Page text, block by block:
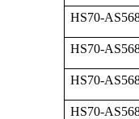
HS70-
HS70-
HS70-
HS70-